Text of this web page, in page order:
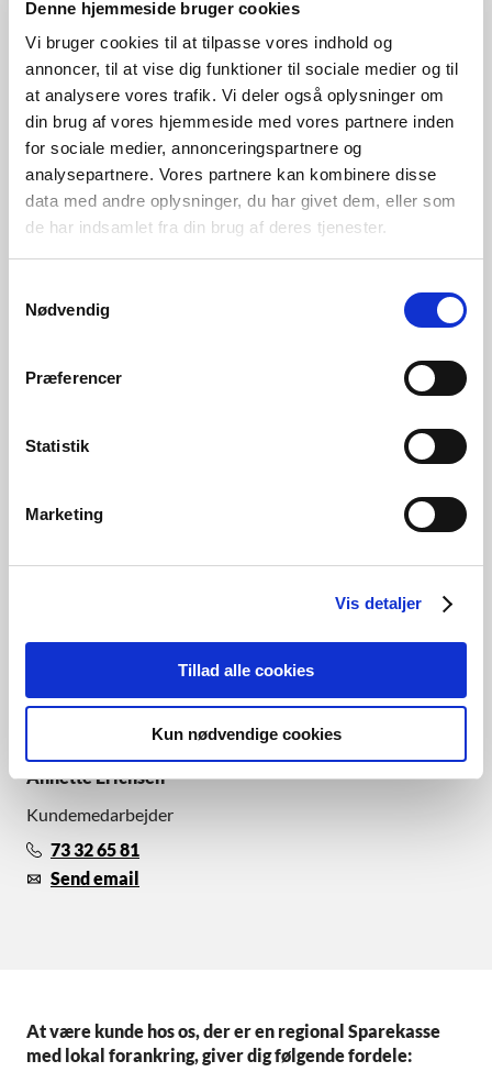
Denne hjemmeside bruger cookies
Vi bruger cookies til at tilpasse vores indhold og
annoncer, til at vise dig funktioner til sociale medier og til
at analysere vores trafik. Vi deler også oplysninger om
din brug af vores hjemmeside med vores partnere inden
for sociale medier, annonceringspartnere og
analysepartnere. Vores partnere kan kombinere disse
data med andre oplysninger, du har givet dem, eller som
de har indsamlet fra din brug af deres tjenester.
Nødvendig
Præferencer
Statistik
Marketing
Vis detaljer
Tillad alle cookies
Kun nødvendige cookies
73 32 65 84
Send email
73 32 65 87
Send email
Amalie Wollesen
Annette Erichsen
Kundemedarbejder
73 32 65 81
Send email
At være kunde hos os, der er en regional Sparekasse
med lokal forankring, giver dig følgende fordele: